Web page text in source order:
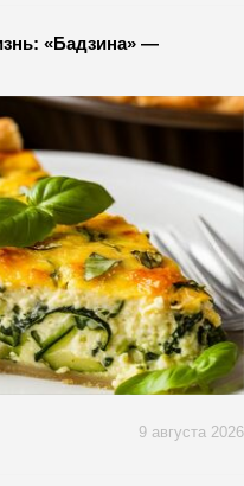
«Бадзина» —
9 августа 2026